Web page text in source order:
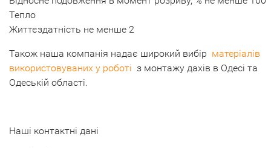
Тепло
Життєздатність не менше 2
Також наша компанія надає широкий вибір матеріалів
використовуваних у роботі з монтажу дахів в Одесі та
Одеській області.
Наші контактні дані